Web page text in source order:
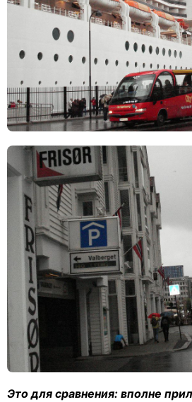
Это для сравнения: вполне